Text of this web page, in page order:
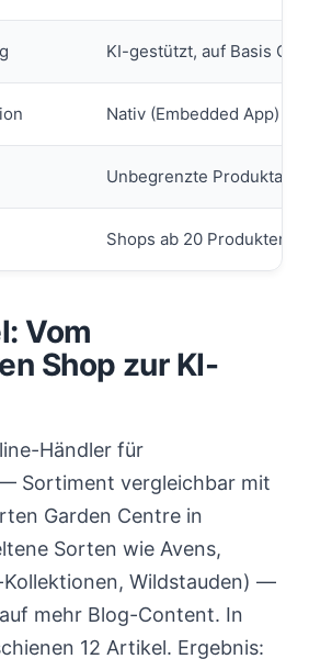
KI-gestützt, auf Basis
Nativ (Embedded App)
Unbegrenzte
Shops ab 20 Produkten
Vom
Shop zur KI-
Händler für
Sortiment vergleichbar mit
Garden Centre in
Sorten wie Avens,
Wildstauden) —
mehr Blog-Content. In
12 Artikel. Ergebnis: